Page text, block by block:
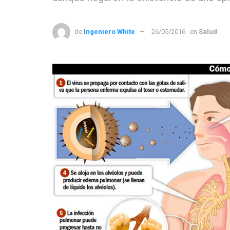
de Ingeniero White 26/05/2016 en Salud